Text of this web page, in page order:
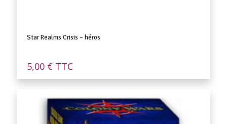
Star Realms Crisis – héros
5,00 € TTC